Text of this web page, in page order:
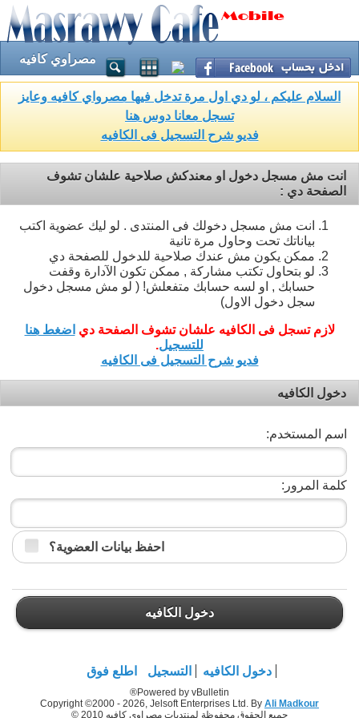
مصراوي كافيه
السلام عليكم ، لو دي اول مرة تدخل فيها مصرواي كافيه وعايز
تسجل معانا دوس هنا
فديو شرح التسجيل فى الكافيه
انت مش مسجل دخول او معندكش صلاحية علشان تشوف
الصفحة دي :
انت مش مسجل دخولك فى المنتدى . لو ليك عضوية اكتب
بياناتك تحت وحاول مرة تانية
ممكن يكون مش عندك صلاحية للدخول للصفحة دي
لو بتحاول تكتب مشاركة , ممكن تكون الآدارة وقفت
حسابك , او لسه حسابك متفعلش! ( لو مش مسجل دخول
سجل دخول الاول)
لازم تسجل فى الكافيه علشان تشوف الصفحة دي اضغط هنا
للتسجيل.
فديو شرح التسجيل فى الكافيه
دخول الكافيه
اسم المستخدم:
كلمة المرور:
احفظ بيانات العضوية؟
دخول الكافيه
دخول الكافيه التسجيل اطلع فوق
Powered by vBulletin®
Copyright ©2000 - 2026, Jelsoft Enterprises Ltd. By Ali Madkour
جميع الحقوق محفوظة لمنتديات مصراوي كافيه 2010 ©